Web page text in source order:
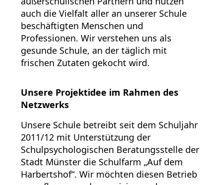
auch die Vielfalt aller an unserer Schule
beschäftigten Menschen und
Professionen. Wir verstehen uns als
gesunde Schule, an der täglich mit
frischen Zutaten gekocht wird.
Unsere Projektidee im Rahmen des
Netzwerks
Unsere Schule betreibt seit dem Schuljahr
2011/12 mit Unterstützung der
Schulpsychologischen Beratungsstelle der
Stadt Münster die Schulfarm „Auf dem
Harbertshof“. Wir möchten diesen Betrieb